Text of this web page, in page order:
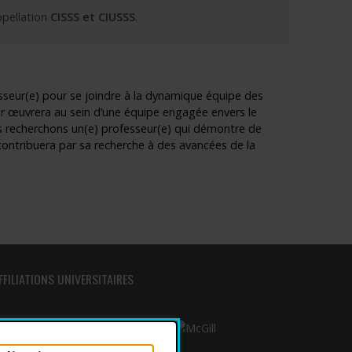
CISSS et CIUSSS.
pour se joindre à la dynamique équipe des
œuvrera au sein d’une équipe engagée envers le
un(e) professeur(e) qui démontre de
par sa recherche à des avancées de la
UNIVERSITAIRES